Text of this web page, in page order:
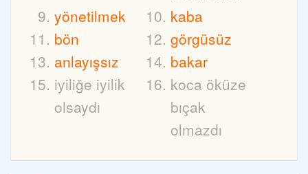
yönetilmek
kaba
bön
görgüsüz
anlayışsız
bakar
iyiliğe iyilik
olsaydı
koca öküze
bıçak
olmazdı